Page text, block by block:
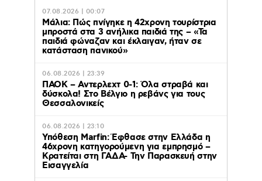
07.08.2026 | 00:07
Μάλια: Πώς πνίγηκε η 42χρονη τουρίστρια
μπροστά στα 3 ανήλικα παιδιά της – «Τα
παιδιά φώναζαν και έκλαιγαν, ήταν σε
κατάσταση πανικού»
06.08.2026 | 23:39
ΠΑΟΚ – Αντερλεχτ 0-1: Όλα στραβά και
δύσκολα! Στο Βέλγιο η ρεβάνς για τους
Θεσσαλονικείς
06.08.2026 | 23:10
Υπόθεση Marfin: Έφθασε στην Ελλάδα η
46χρονη κατηγορούμενη για εμπρησμό –
Κρατείται στη ΓΑΔΑ- Την Παρασκευή στην
Εισαγγελία